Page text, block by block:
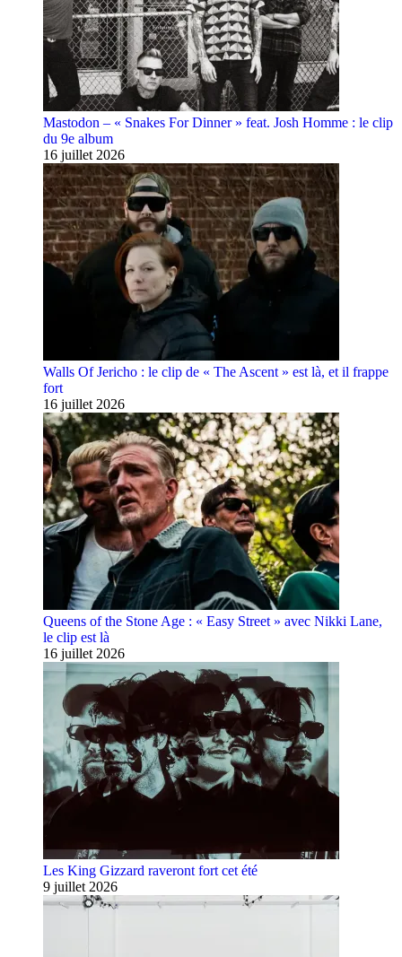
Mastodon – « Snakes For Dinner » feat. Josh Homme : le clip
du 9e album
16 juillet 2026
Walls Of Jericho : le clip de « The Ascent » est là, et il frappe
fort
16 juillet 2026
Queens of the Stone Age : « Easy Street » avec Nikki Lane,
le clip est là
16 juillet 2026
Les King Gizzard raveront fort cet été
9 juillet 2026